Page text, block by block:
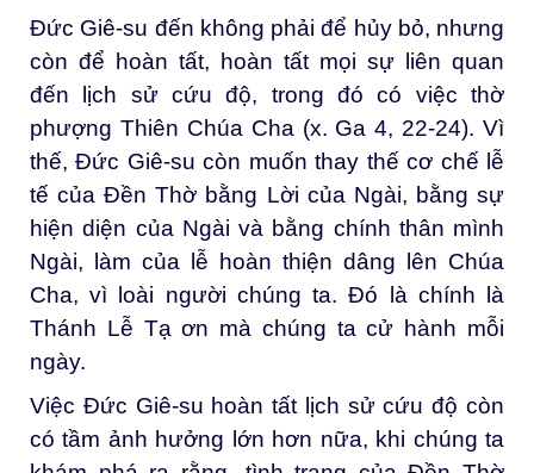
Đức Giê-su đến không phải để hủy bỏ, nhưng
còn để hoàn tất, hoàn tất mọi sự liên quan
đến lịch sử cứu độ, trong đó có việc thờ
phượng Thiên Chúa Cha (x. Ga 4, 22-24). Vì
thế, Đức Giê-su còn muốn thay thế cơ chế lễ
tế của Đền Thờ bằng Lời của Ngài, bằng sự
hiện diện của Ngài và bằng chính thân mình
Ngài, làm của lễ hoàn thiện dâng lên Chúa
Cha, vì loài người chúng ta. Đó là chính là
Thánh Lễ Tạ ơn mà chúng ta cử hành mỗi
ngày.
Việc Đức Giê-su hoàn tất lịch sử cứu độ còn
có tầm ảnh hưởng lớn hơn nữa, khi chúng ta